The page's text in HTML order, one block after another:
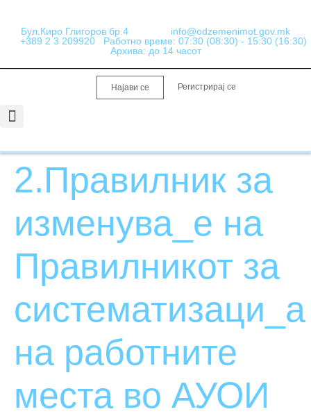
Бул.Киро Глигоров бр.4
info@odzemenimot.gov.mk
+389 2 3 209920
Работно време: 07:30 (08:30) - 15:30 (16:30)
Архива: до 14 часот
Најави се Регистрирај се
2.Правилник за
изменува_е на
Правилникот за
систематизаци_а
на работните
места во АУОИ